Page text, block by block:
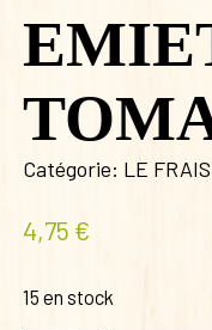
Catégorie: LE FRAIS
4,75 €
15 en stock